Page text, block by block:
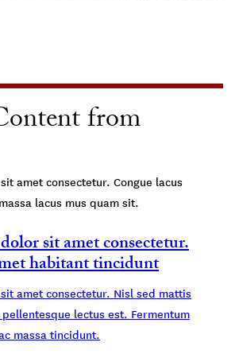
from
amet consectetur. Congue lacus
lacus mus quam sit.
sit amet consectetur.
habitant tincidunt
amet consectetur. Nisl sed mattis
lectus est. Fermentum
massa tincidunt.